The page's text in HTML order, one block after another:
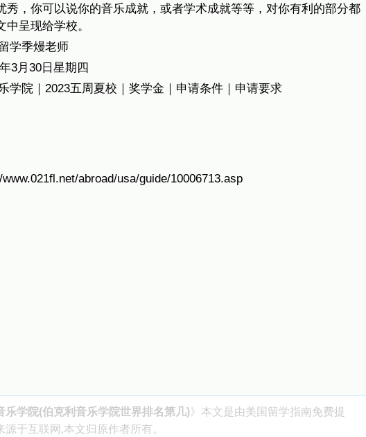
秀，你可以说你的音乐成就，或者学术成就等等，对你有利的部分都
中呈现给学校。
学季熳老师
3月30日星期四
学院｜2023五周夏校｜奖学金｜申请条件｜申请要求
abroad/usa/guide/10006713.asp
乐学院(伯克利音乐学院世界排名第几)》本文是由美国留学指南免费提
源于互联网,本文归原作者所有。